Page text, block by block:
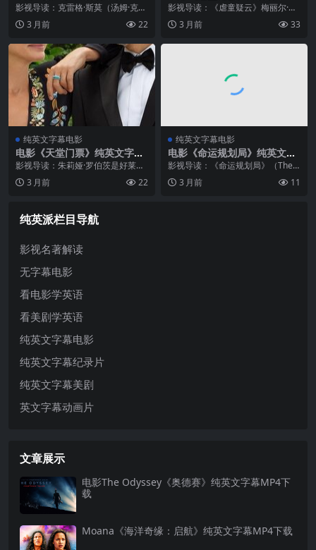
下载
影视导读：克雷格·斯莫（汤姆·克鲁
斯饰）是宾夕法尼亚州西部一所小
镇高中里的足球明星，他有着惊人
经济困境所束缚。NFL的球探即将
到来...
3 月前 22
MP4下载
影视导读：《虐童疑云》梅丽尔·斯
特里普主演，改编自特伦特·阿尔伯
的普利策获奖话剧，背景设定在19
3 月前 33
纯英文字幕电影
电影《天堂门票》纯英文字幕
MP4下载
影视导读：朱莉娅·罗伯茨是好莱坞
最具标志性的女演员之一，被誉为
「美国甜心」，她的笑容曾被《人
不妥协》的...
3 月前 22
纯英文字幕电影
电影《命运规划局》纯英文字
幕高清MP4下载
影视导读：《命运规划局》（The A
djustment Bureau，2011）是一部
融合多重元素的口碑佳作，由好莱
3 月前 11
纯英派栏目导航
影视名著解读
无字幕电影
看电影学英语
看美剧学英语
纯英文字幕电影
纯英文字幕纪录片
纯英文字幕美剧
英文字幕动画片
文章展示
电影The Odyssey《奥德赛》纯英文字幕MP4下
载
Moana《海洋奇缘：启航》纯英文字幕MP4下载